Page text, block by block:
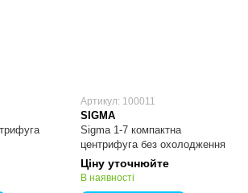
Артикул: 100011
SIGMA
Sigma 1-7 компактна
центрифуга без охолодження
Ціну уточнюйте
В наявності